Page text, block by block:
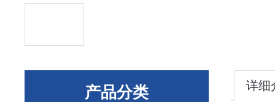
产品分类 详细